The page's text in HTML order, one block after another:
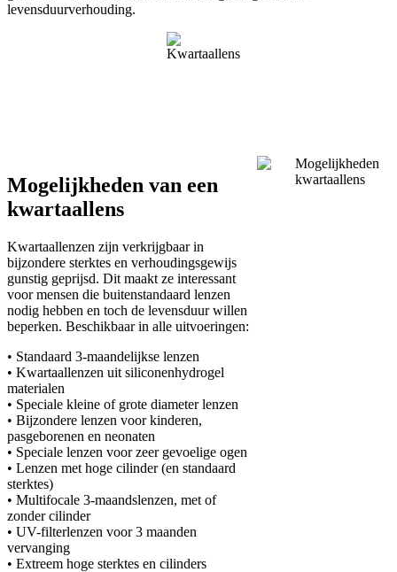
levensduurverhouding.
Mogelijkheden van een
kwartaallens
Kwartaallenzen zijn verkrijgbaar in
bijzondere sterktes en verhoudingsgewijs
gunstig geprijsd. Dit maakt ze interessant
voor mensen die buitenstandaard lenzen
nodig hebben en toch de levensduur willen
beperken. Beschikbaar in alle uitvoeringen:
• Standaard 3-maandelijkse lenzen
• Kwartaallenzen uit siliconenhydrogel
materialen
• Speciale kleine of grote diameter lenzen
• Bijzondere lenzen voor kinderen,
pasgeborenen en neonaten
• Speciale lenzen voor zeer gevoelige ogen
• Lenzen met hoge cilinder (en standaard
sterktes)
• Multifocale 3-maandslenzen, met of
zonder cilinder
• UV-filterlenzen voor 3 maanden
vervanging
• Extreem hoge sterktes en cilinders